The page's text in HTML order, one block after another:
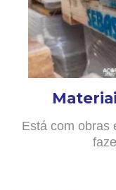
Está com obras